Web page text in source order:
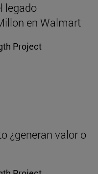
legado
en Walmart
Project
¿generan valor o